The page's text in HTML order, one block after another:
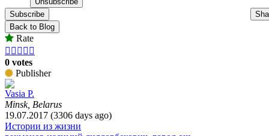
Subscribe
Back to Blog
Rate
    
0 votes
Publisher
Vasia P.
Minsk, Belarus
19.07.2017 (3306 days ago)
Истории из жизни